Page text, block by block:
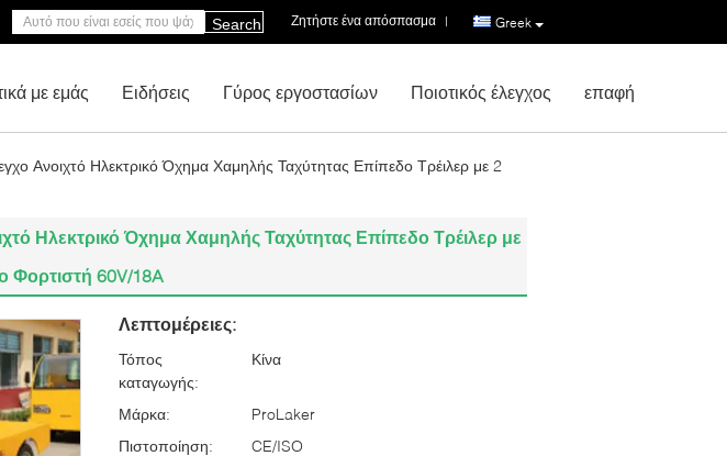
Greek
Ζητήστε ένα απόσπασμα |
Search
με εμάς Ειδήσεις Γύρος εργοστασίων Ποιοτικός έλεγχος επαφή
Ανοιχτό Ηλεκτρικό Όχημα Χαμηλής Ταχύτητας Επίπεδο Τρέιλερ με 2
Ηλεκτρικό Όχημα Χαμηλής Ταχύτητας Επίπεδο Τρέιλερ με
Φορτιστή 60V/18A
Λεπτομέρειες:
Τόπος
καταγωγής:
Κίνα
Μάρκα:
ProLaker
Πιστοποίηση:
CE/ISO